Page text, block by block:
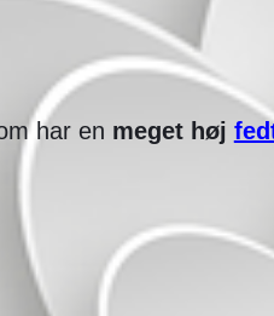
har en meget høj